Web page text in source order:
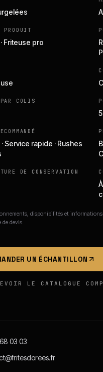
PRODUIT
Friteuse pro
COLIS
Service rapide · Rushes
DE CONSERVATION
disponibilités et
de devis.
UN ÉCHANTILLON
LE CATALOGUE
03 03